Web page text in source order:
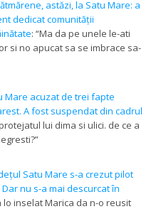
astăzi, la Satu Mare: a
dedicat comunității
: “Ma da pe unele le-ati
si no apucat sa se imbrace sa-
Mare acuzat de trei fapte
A fost suspendat din cadrul
lui dima si ulici. de ce a
”
Satu Mare s-a crezut pilot
nu s-a mai descurcat în
lo inselat Marica da n-o reusit